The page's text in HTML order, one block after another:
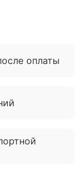
оплаты